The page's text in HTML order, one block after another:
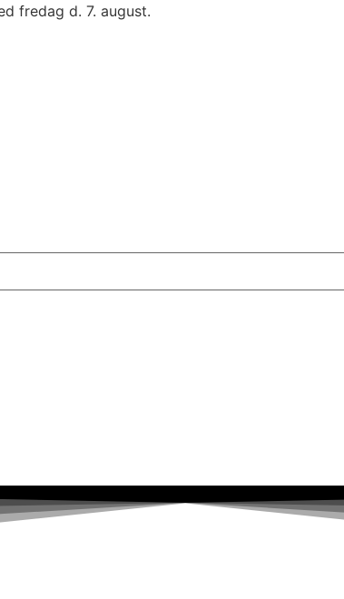
fredag d. 7. august.